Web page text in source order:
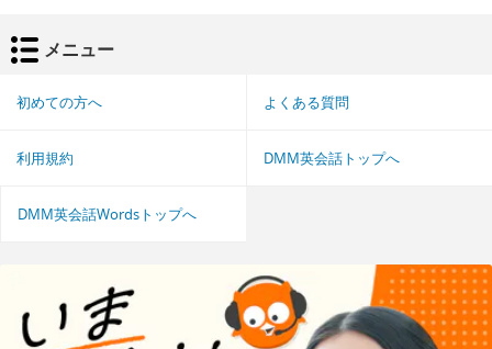
メニュー
初めての方へ よくある質問
利用規約 DMM英会話トップへ
DMM英会話Wordsトップへ